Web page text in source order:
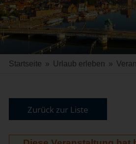
Startseite » Urlaub erleben »
Zurück zur Liste